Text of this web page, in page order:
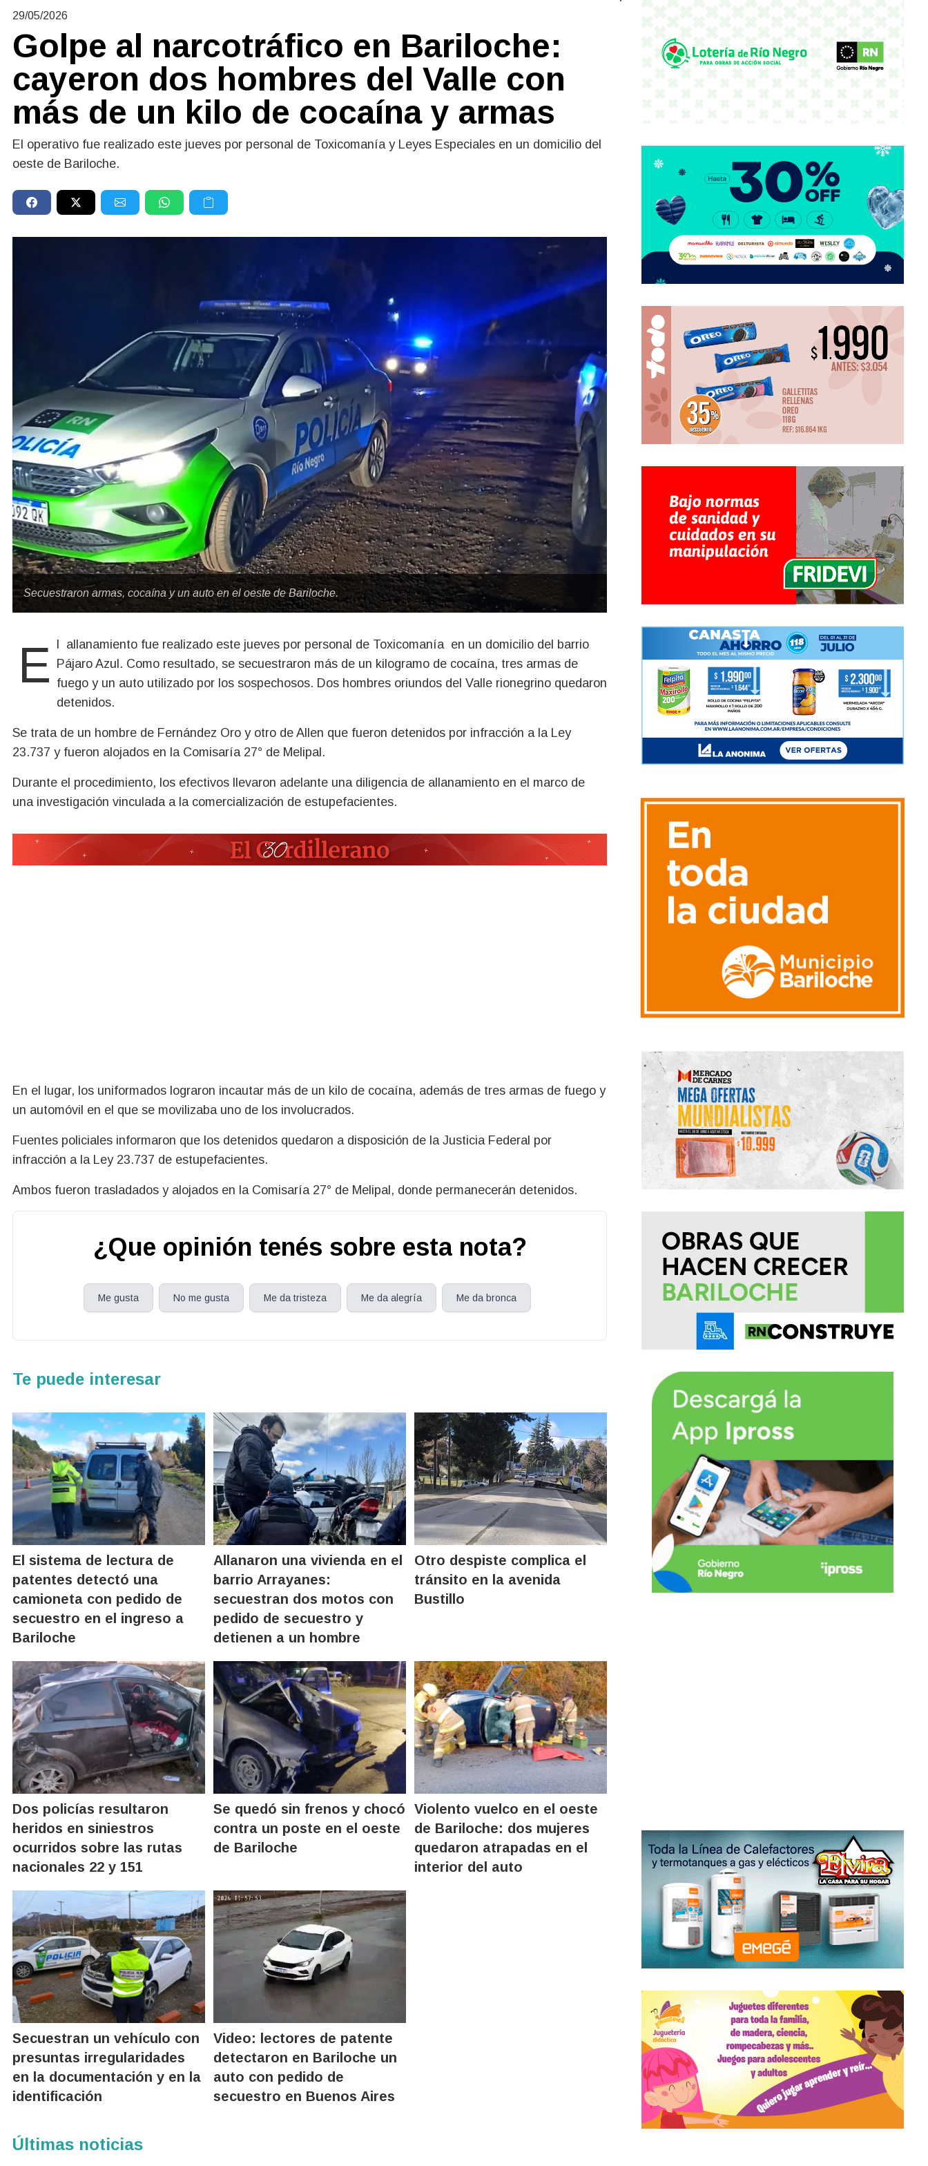
29/05/2026
Golpe al narcotráfico en Bariloche:
cayeron dos hombres del Valle con
más de un kilo de cocaína y armas
El operativo fue realizado este jueves por personal de Toxicomanía y Leyes Especiales en un domicilio del
oeste de Bariloche.
Secuestraron armas, cocaína y un auto en el oeste de Bariloche.
El allanamiento fue realizado este jueves por personal de Toxicomanía en un domicilio del barrio Pájaro Azul. Como resultado, se secuestraron más de un kilogramo de cocaína, tres armas de
fuego y un auto utilizado por los sospechosos. Dos hombres oriundos del Valle rionegrino quedaron
detenidos.
Se trata de un hombre de Fernández Oro y otro de Allen que fueron detenidos por infracción a la Ley
23.737 y fueron alojados en la Comisaría 27° de Melipal.
Durante el procedimiento, los efectivos llevaron adelante una diligencia de allanamiento en el marco de
una investigación vinculada a la comercialización de estupefacientes.
En el lugar, los uniformados lograron incautar más de un kilo de cocaína, además de tres armas de fuego y
un automóvil en el que se movilizaba uno de los involucrados.
Fuentes policiales informaron que los detenidos quedaron a disposición de la Justicia Federal por
infracción a la Ley 23.737 de estupefacientes.
Ambos fueron trasladados y alojados en la Comisaría 27° de Melipal, donde permanecerán detenidos.
¿Que opinión tenés sobre esta nota?
Me gusta No me gusta Me da tristeza Me da alegría Me da bronca
Te puede interesar
El sistema de lectura de
patentes detectó una
camioneta con pedido de
secuestro en el ingreso a
Bariloche
Allanaron una vivienda en el
barrio Arrayanes:
secuestran dos motos con
pedido de secuestro y
detienen a un hombre
Otro despiste complica el
tránsito en la avenida
Bustillo
Dos policías resultaron
heridos en siniestros
ocurridos sobre las rutas
nacionales 22 y 151
Se quedó sin frenos y chocó
contra un poste en el oeste
de Bariloche
Violento vuelco en el oeste
de Bariloche: dos mujeres
quedaron atrapadas en el
interior del auto
Secuestran un vehículo con
presuntas irregularidades
en la documentación y en la
identificación
Video: lectores de patente
detectaron en Bariloche un
auto con pedido de
secuestro en Buenos Aires
Últimas noticias